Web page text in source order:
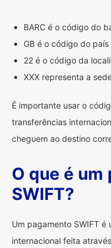
BARC é o código do
GB é o código do país
22 é o código da
XXX representa a
É importante usar o
transferências
cheguem ao destino
O que é um
SWIFT?
Um pagamento SWIFT
internacional feita